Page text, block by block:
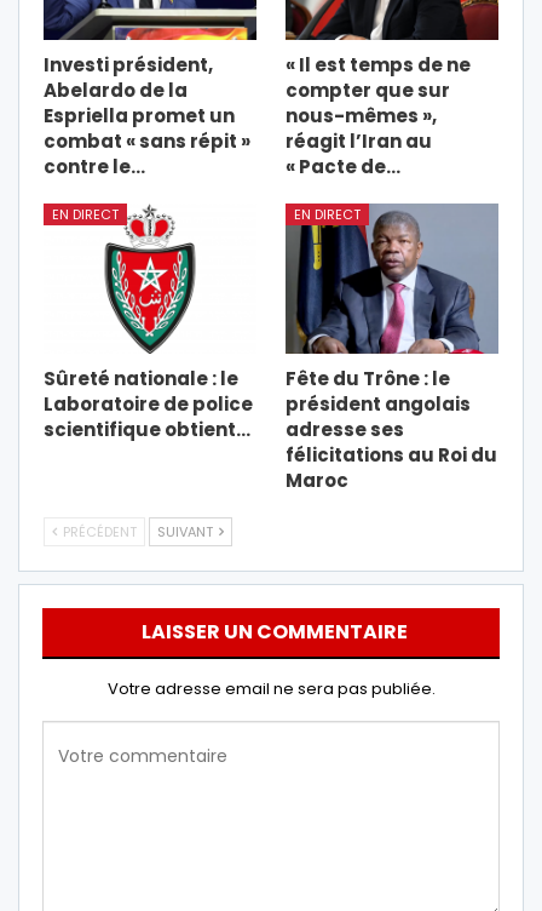
Investi président,
Abelardo de la
Espriella promet un
combat « sans répit »
contre le…
« Il est temps de ne
compter que sur
nous-mêmes »,
réagit l’Iran au
« Pacte de…
EN DIRECT
Sûreté nationale : le
Laboratoire de police
scientifique obtient…
EN DIRECT
Fête du Trône : le
président angolais
adresse ses
félicitations au Roi du
Maroc
PRÉCÉDENT SUIVANT
LAISSER UN COMMENTAIRE
Votre adresse email ne sera pas publiée.